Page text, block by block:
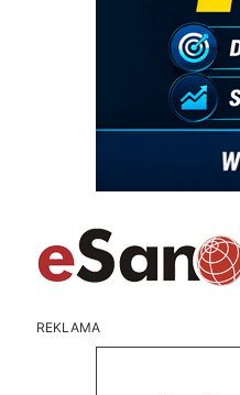
REKLAMA